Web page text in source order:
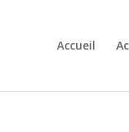
Accueil